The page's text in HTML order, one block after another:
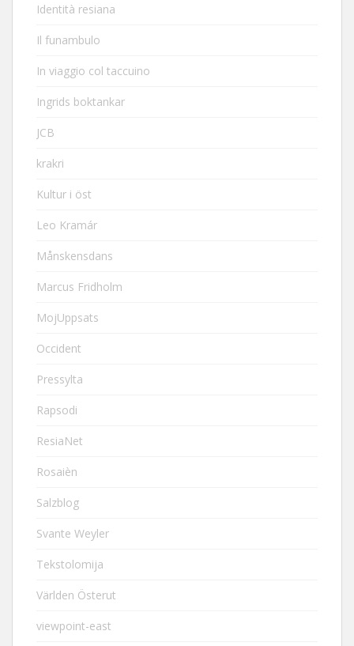
Identità resiana
Il funambulo
In viaggio col taccuino
Ingrids boktankar
JCB
krakri
Kultur i öst
Leo Kramár
Månskensdans
Marcus Fridholm
MojUppsats
Occident
Pressylta
Rapsodi
ResiaNet
Rosaièn
Salzblog
Svante Weyler
Tekstolomija
Världen Österut
viewpoint-east